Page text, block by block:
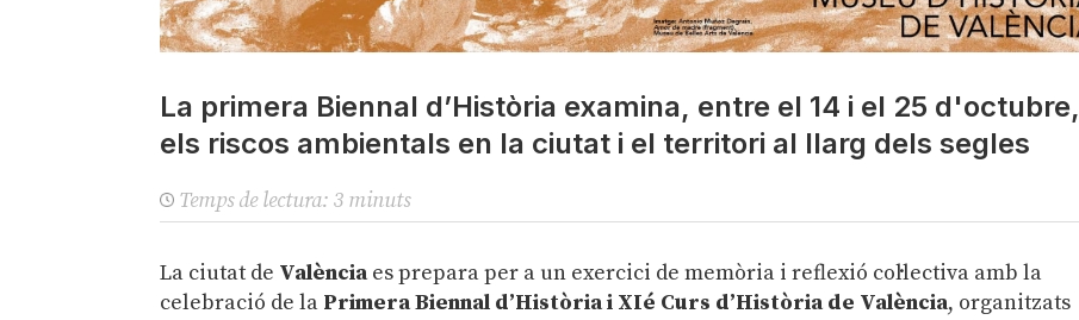
La primera Biennal d’Història examina, entre el 14 i el 25 d'octubre,
els riscos ambientals en la ciutat i el territori al llarg dels segles
Temps de lectura: 3 minuts
La ciutat de València es prepara per a un exercici de memòria i reflexió col·lectiva amb la
celebració de la Primera Biennal d’Història i XIé Curs d’Història de València, organitzats